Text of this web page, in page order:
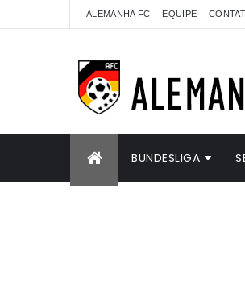
ALEMANHA FC EQUIPE
BUNDESLIGA